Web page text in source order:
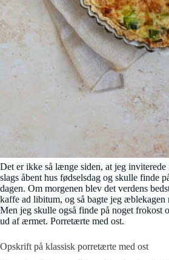
Det er ikke så længe siden, at jeg
slags åbent hus fødselsdag og skulle finde
dagen. Om morgenen blev det verdens
kaffe ad libitum, og så bagte jeg æblekagen
Men jeg skulle også finde på noget frokost
ud af ærmet. Porretærte med ost.
Opskrift på klassisk porretærte med ost